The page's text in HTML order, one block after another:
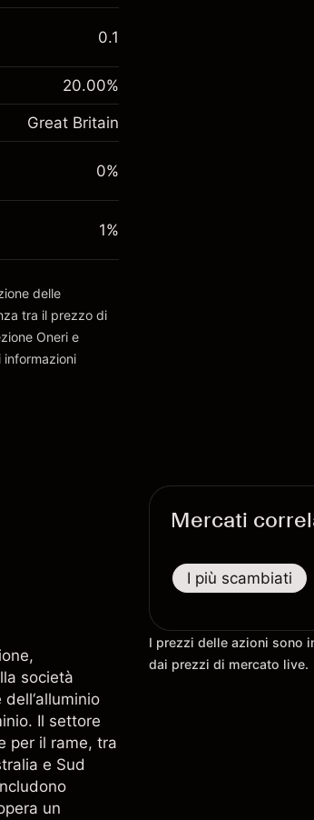
(-£1.06)
leva ~£5,000.00
£1,000.00
-0.000647
(-£0.03)
leva ~
£5,000.00
0.1
20.00%
Great Britain
0%
1%
delle
tra il prezzo di
Oneri e
informazioni
società
Il settore
per il rame, tra
e Sud
un
Mercati
I più scambiati
I prezzi delle azioni sono
dai prezzi di mercato live.